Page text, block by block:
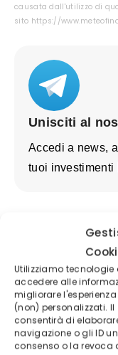
Utilizziamo tecnologie
accedere alle
migliorare
(non) personalizzati.
consentirà di
navigazione o gli ID
consenso o la revoca
causata dall'utilizzo di
sito https://
Unisciti al
Accedi a news,
tuoi investimenti